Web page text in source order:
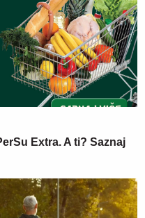
Extra. A ti? Saznaj